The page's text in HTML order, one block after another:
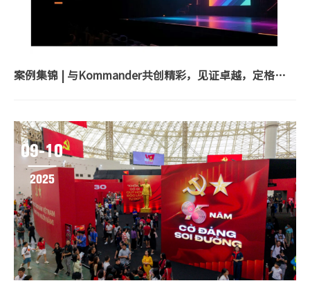
案例集锦 | 与Kommander共创精彩，见证卓越，定格每一个珍贵瞬间！
09-10
2025